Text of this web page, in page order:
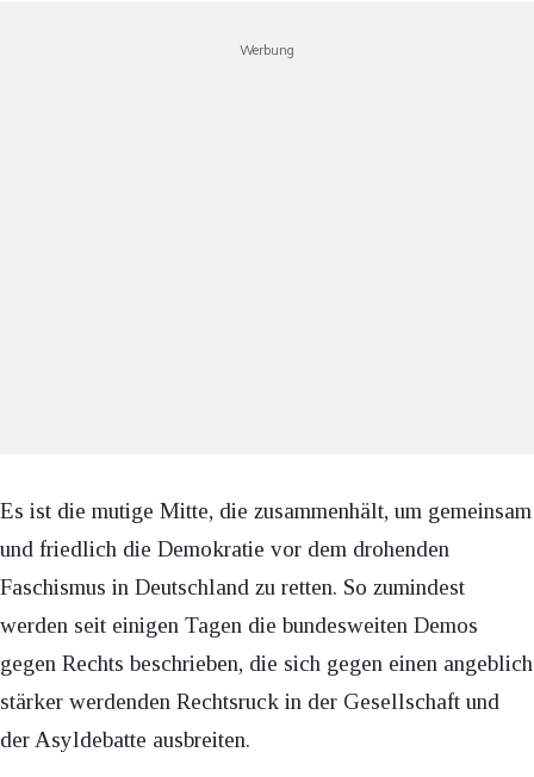
Werbung
Es ist die mutige Mitte, die zusammenhält, um gemeinsam
und friedlich die Demokratie vor dem drohenden
Faschismus in Deutschland zu retten. So zumindest
werden seit einigen Tagen die bundesweiten Demos
gegen Rechts beschrieben, die sich gegen einen angeblich
stärker werdenden Rechtsruck in der Gesellschaft und
der Asyldebatte ausbreiten.